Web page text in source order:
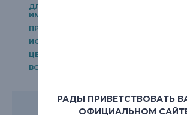
ДЛЯ КАКИХ МЕТОДОВ ИМПЛАНТАЦИИ
ИМПЛАНТЫ НОБЕЛЬ
ПРЕИМУЩЕСТВА СИСТЕМЫ ИМПЛАНТАЦИИ
ИСТОРИЯ СИСТЕМ ИМПЛАНТ НОБЕЛЬ
ЦЕНЫ НА ИМПЛАНТАЦИЮ ЗУБОВ
ВОПРОС-ОТВЕТ ПО ИМПЛАНТАЦИИ
РАДЫ ПРИВЕТСТВОВАТЬ
ОФИЦИАЛЬНОМ